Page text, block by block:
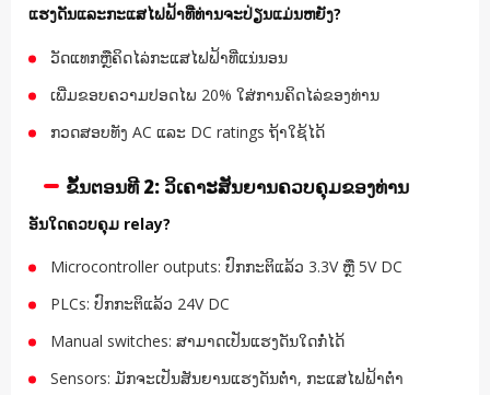
ແຮງດັນແລະກະແສໄຟຟ້າທີ່ທ່ານຈະປ່ຽນແມ່ນຫຍັງ?
ວັດແທກຫຼືຄິດໄລ່ກະແສໄຟຟ້າທີ່ແນ່ນອນ
ເພີ່ມຂອບຄວາມປອດໄພ 20% ໃສ່ການຄິດໄລ່ຂອງທ່ານ
ກວດສອບທັງ AC ແລະ DC ratings ຖ້າໃຊ້ໄດ້
ຂັ້ນຕອນທີ 2: ວິເຄາະສັນຍານຄວບຄຸມຂອງທ່ານ
ອັນໃດຄວບຄຸມ relay?
Microcontroller outputs: ປົກກະຕິແລ້ວ 3.3V ຫຼື 5V DC
PLCs: ປົກກະຕິແລ້ວ 24V DC
Manual switches: ສາມາດເປັນແຮງດັນໃດກໍ່ໄດ້
Sensors: ມັກຈະເປັນສັນຍານແຮງດັນຕ່ໍາ, ກະແສໄຟຟ້າຕ່ໍາ